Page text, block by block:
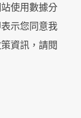
使用數據分
示您同意我
資訊，請閱